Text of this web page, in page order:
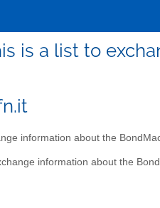
is a list to
information about the
information about the